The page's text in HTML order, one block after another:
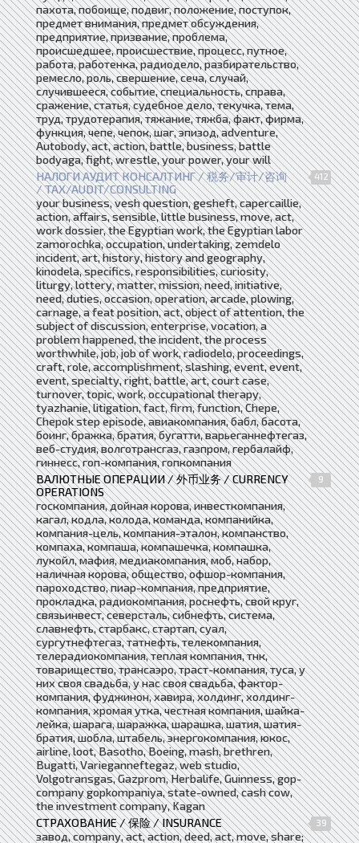
пахота, побоище, подвиг, положение, поступок,
предмет внимания, предмет обсуждения,
предприятие, призвание, проблема,
происшедшее, происшествие, процесс, путное,
работа, работенка, радиодело, разбирательство,
ремесло, роль, свершение, сеча, случай,
случившееся, событие, специальность, справа,
сражение, статья, судебное дело, текучка, тема,
труд, трудотерапия, тяжание, тяжба, факт, фирма,
функция, чепе, чепок, шаг, эпизод, adventure,
Autobody, act, action, battle, business, battle
bodyaga, fight, wrestle, your power, your will
НАЛОГИ АУДИТ КОНСАЛТИНГ / 税务/审计/咨询
/ TAX/AUDIT/CONSULTING
412
your business, vesh question, gesheft, capercaillie,
action, affairs, sensible, little business, move, act,
work dossier, the Egyptian work, the Egyptian labor
zamorochka, occupation, undertaking, zemdelo
incident, art, history, history and geography,
kinodela, specifics, responsibilities, curiosity,
liturgy, lottery, matter, mission, need, initiative,
need, duties, occasion, operation, arcade, plowing,
carnage, a feat position, act, object of attention, the
subject of discussion, enterprise, vocation, a
problem happened, the incident, the process
worthwhile, job, job of work, radiodelo, proceedings,
craft, role, accomplishment, slashing, event, event,
event, specialty, right, battle, art, court case,
turnover, topic, work, occupational therapy,
tyazhanie, litigation, fact, firm, function, Chepe,
Chepok step episode, авиакомпания, бабл, басота,
боинг, бражка, братия, бугатти, варьеганнефтегаз,
веб-студия, волготрансгаз, газпром, гербалайф,
гиннесс, гоп-компания, гопкомпания
ВАЛЮТНЫЕ ОПЕРАЦИИ / 外币业务 / CURRENCY
OPERATIONS
9
госкомпания, дойная корова, инвесткомпания,
кагал, кодла, колода, команда, компанийка,
компания-цель, компания-эталон, компанство,
компаха, компаша, компашечка, компашка,
лукойл, мафия, медиакомпания, моб, набор,
наличная корова, общество, офшор-компания,
пароходство, пиар-компания, предприятие,
прокладка, радиокомпания, роснефть, свой круг,
связьинвест, северсталь, сибнефть, система,
славнефть, старбакс, стартап, суал,
сургутнефтегаз, татнефть, телекомпания,
телерадиокомпания, теплая компания, тнк,
товарищество, трансаэро, траст-компания, туса, у
них своя свадьба, у нас своя свадьба, фактор-
компания, фуджинон, хавира, холдинг, холдинг-
компания, хромая утка, честная компания, шайка-
лейка, шарага, шаражка, шарашка, шатия, шатия-
братия, шобла, штабель, энергокомпания, юкос,
airline, loot, Basotho, Boeing, mash, brethren,
Bugatti, Varieganneftegaz, web studio,
Volgotransgas, Gazprom, Herbalife, Guinness, gop-
company gopkompaniya, state-owned, cash cow,
the investment company, Kagan
СТРАХОВАНИЕ / 保险 / INSURANCE
39
завод, company, act, action, deed, act, move, share;